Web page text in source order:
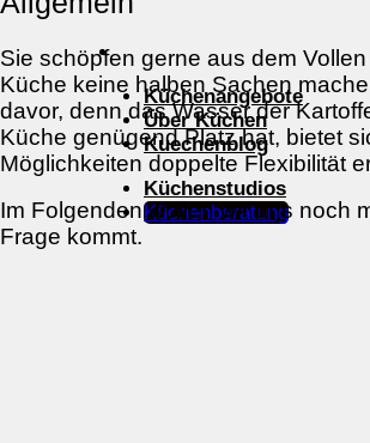
Küchenangebote
Über Küchen
Kuechenblog
Küchenstudios
Küchenberatung
Sie schöpfen gerne aus dem
Küche keine halben Sachen
davor, denn das Wasser der
Küche genügend Platz hat, bietet
Möglichkeiten doppelte Flexibilität
Im Folgenden wollen wir uns noch
Frage kommt.